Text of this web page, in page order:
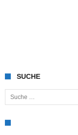
SUCHE
Suche nach: